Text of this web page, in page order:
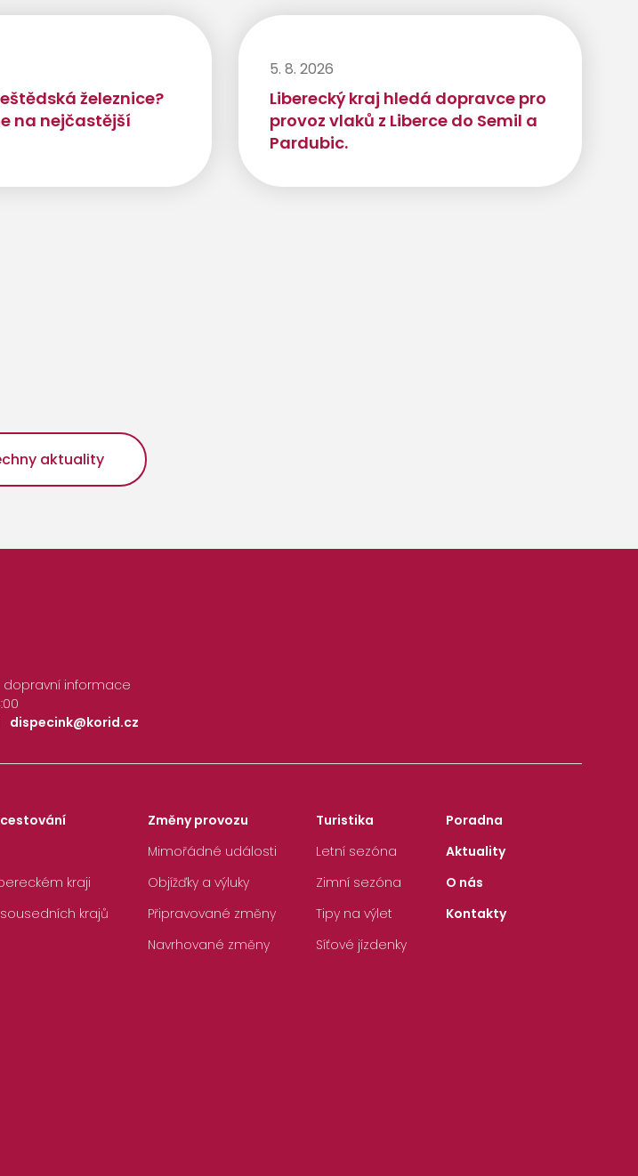
železnice?
na nejčastější
5. 8. 2026
Liberecký kraj hledá dopravce pro
provoz vlaků z Liberce do Semil a
Pardubic.
aktuality
informace
dispecink@korid.cz
kraji
krajů
Změny provozu
Mimořádné události
Objížďky a výluky
Připravované změny
Navrhované změny
Turistika
Letní sezóna
Zimní sezóna
Tipy na výlet
Síťové jízdenky
Poradna
Aktuality
O nás
Kontakty